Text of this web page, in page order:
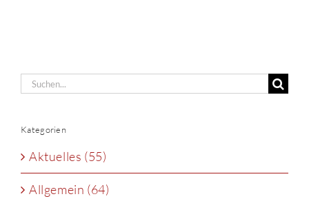
Suche
Kategorien
Aktuelles (55)
Allgemein (64)